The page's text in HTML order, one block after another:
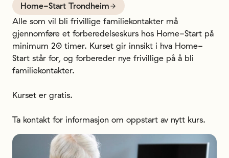
Home-Start Trondheim
Alle som vil bli frivillige familiekontakter må
gjennomføre et forberedelseskurs hos Home-Start på
minimum 20 timer. Kurset gir innsikt i hva Home-
Start står for, og forbereder nye frivillige på å bli
familiekontakter.
Kurset er gratis.
Ta kontakt for informasjon om oppstart av nytt kurs.